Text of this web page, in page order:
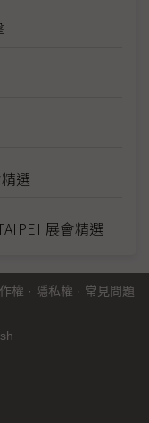
選
展會精選
權 · 隱私權 · 常見問題